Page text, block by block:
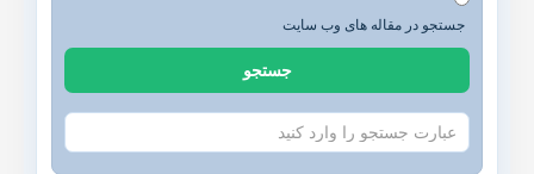
جستجو در وب سایت
خدمات ما
مقاله ها
جستجو در مقاله های وب سایت
جستجو